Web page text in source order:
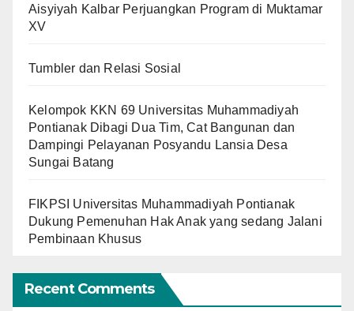
Aisyiyah Kalbar Perjuangkan Program di Muktamar
XV
Tumbler dan Relasi Sosial
Kelompok KKN 69 Universitas Muhammadiyah
Pontianak Dibagi Dua Tim, Cat Bangunan dan
Dampingi Pelayanan Posyandu Lansia Desa
Sungai Batang
FIKPSI Universitas Muhammadiyah Pontianak
Dukung Pemenuhan Hak Anak yang sedang Jalani
Pembinaan Khusus
Recent Comments